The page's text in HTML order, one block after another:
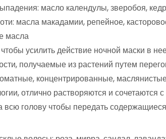
масло календулы, зверобоя,
масла макадамии, репейное,
масла
чтобы усилить действие ночной маски в
получаемые из растений путем
концентрированные,
отлично растворяются и
всю голову чтобы передать